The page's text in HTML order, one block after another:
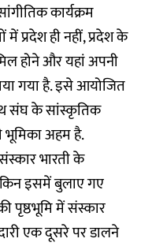
कार्यक्रम
प्रदेश ही नहीं, प्रदेश के
होने और यहां अपनी
गया है. इसे आयोजित
संघ के सांस्कृतिक
भूमिका अहम है.
भारती के
इसमें बुलाए गए
पृष्ठभूमि में संस्कार
एक दूसरे पर डालने